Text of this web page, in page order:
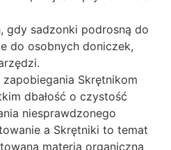
gdy sadzonki podrosną do
do osobnych doniczek,
Skrętnikom
dbałość o czystość
niesprawdzonego
a Skrętniki to temat
materia organiczna